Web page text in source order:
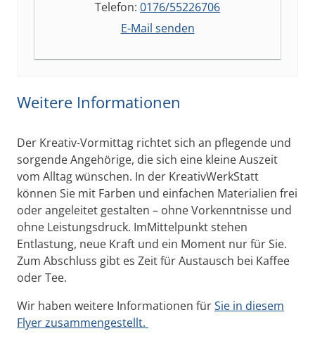
Telefon: 0176/55226706
E-Mail senden
Weitere Informationen
Der Kreativ-Vormittag richtet sich an pflegende und
sorgende Angehörige, die sich eine kleine Auszeit
vom Alltag wünschen. In der KreativWerkStatt
können Sie mit Farben und einfachen Materialien frei
oder angeleitet gestalten – ohne Vorkenntnisse und
ohne Leistungsdruck. ImMittelpunkt stehen
Entlastung, neue Kraft und ein Moment nur für Sie.
Zum Abschluss gibt es Zeit für Austausch bei Kaffee
oder Tee.
Wir haben weitere Informationen fürSie in diesem
Flyer zusammengestellt.